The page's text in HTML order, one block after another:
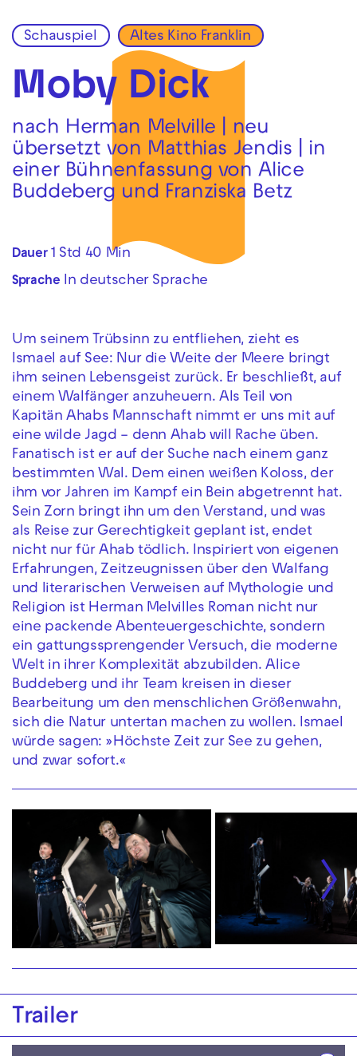
Zur Hauptnavigation springen
Zum Hauptinhalt springen Zum Footer springen
Schauspiel Altes Kino Franklin
Moby Dick
nach Herman Melville | neu
übersetzt von Matthias Jendis | in
einer Bühnenfassung von Alice
Buddeberg und Franziska Betz
Dauer 1 Std 40 Min
Sprache In deutscher Sprache
Um seinem Trübsinn zu entfliehen, zieht es
Ismael auf See: Nur die Weite der Meere bringt
ihm seinen Lebensgeist zurück. Er beschließt, auf
einem Walfänger anzuheuern. Als Teil von
Kapitän Ahabs Mannschaft nimmt er uns mit auf
eine wilde Jagd – denn Ahab will Rache üben.
Fanatisch ist er auf der Suche nach einem ganz
bestimmten Wal. Dem einen weißen Koloss, der
ihm vor Jahren im Kampf ein Bein abgetrennt hat.
Sein Zorn bringt ihn um den Verstand, und was
als Reise zur Gerechtigkeit geplant ist, endet
nicht nur für Ahab tödlich. Inspiriert von eigenen
Erfahrungen, Zeitzeugnissen über den Walfang
und literarischen Verweisen auf Mythologie und
Religion ist Herman Melvilles Roman nicht nur
eine packende Abenteuergeschichte, sondern
ein gattungssprengender Versuch, die moderne
Welt in ihrer Komplexität abzubilden. Alice
Buddeberg und ihr Team kreisen in dieser
Bearbeitung um den menschlichen Größenwahn,
sich die Natur untertan machen zu wollen. Ismael
würde sagen: »Höchste Zeit zur See zu gehen,
und zwar sofort.«
Trailer